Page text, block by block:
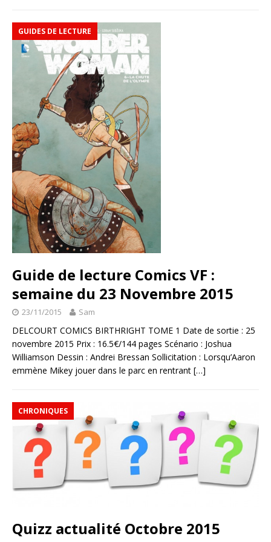
GUIDES DE LECTURE
Guide de lecture Comics VF :
semaine du 23 Novembre 2015
23/11/2015 Sam
DELCOURT COMICS BIRTHRIGHT TOME 1 Date de sortie : 25
novembre 2015 Prix : 16.5€/144 pages Scénario : Joshua
Williamson Dessin : Andrei Bressan Sollicitation : Lorsqu’Aaron
emmène Mikey jouer dans le parc en rentrant […]
CHRONIQUES
Quizz actualité Octobre 2015